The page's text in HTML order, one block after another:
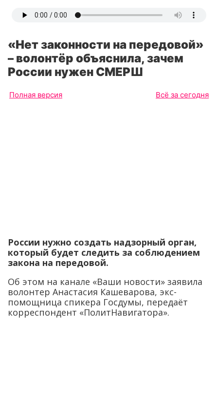
«Нет законности на передовой»
– волонтёр объяснила, зачем
России нужен СМЕРШ
Полная версия Всё за сегодня
России нужно создать надзорный орган,
который будет следить за соблюдением
закона на передовой.
Об этом на канале «Ваши новости» заявила
волонтер Анастасия Кашеварова, экс-
помощница спикера Госдумы, передаёт
корреспондент «ПолитНавигатора».